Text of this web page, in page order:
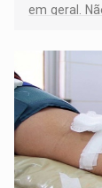
em geral.